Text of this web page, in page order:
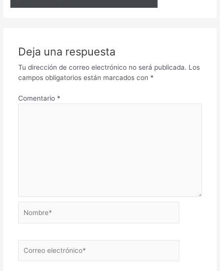
Deja una respuesta
Tu dirección de correo electrónico no será publicada. Los
campos obligatorios están marcados con *
Comentario *